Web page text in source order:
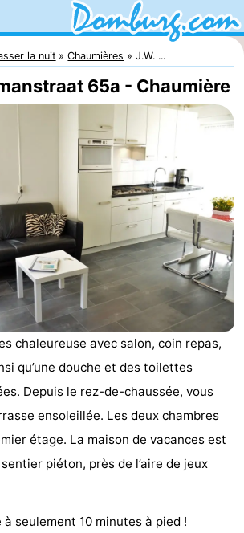
la nuit Chaumières J.W. ...
65a - Chaumière
chaleureuse avec salon, coin repas,
qu’une douche et des toilettes
Depuis le rez-de-chaussée, vous
ensoleillée. Les deux chambres
étage. La maison de vacances est
piéton, près de l’aire de jeux
seulement 10 minutes à pied !